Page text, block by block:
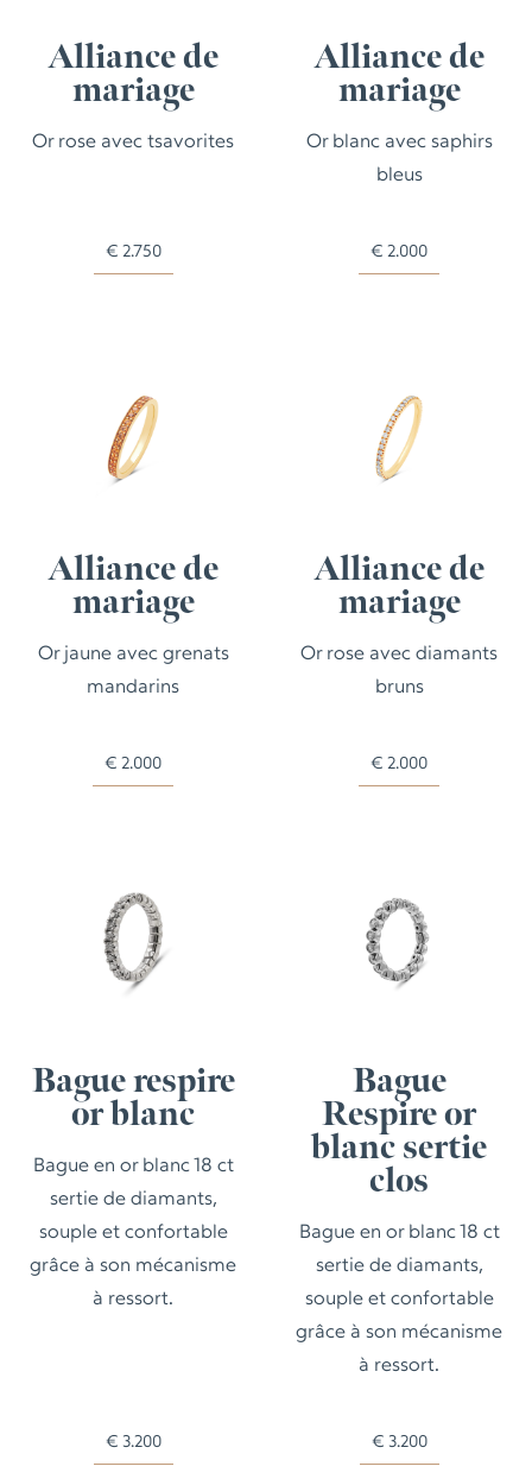
Alliance de
mariage
Or rose avec tsavorites
€ 2.750
Alliance de
mariage
Or blanc avec saphirs
bleus
€ 2.000
Alliance de
mariage
Or jaune avec grenats
mandarins
€ 2.000
Alliance de
mariage
Or rose avec diamants
bruns
€ 2.000
Bague respire
or blanc
Bague en or blanc 18 ct
sertie de diamants,
souple et confortable
grâce à son mécanisme
à ressort.
€ 3.200
Bague
Respire or
blanc sertie
clos
Bague en or blanc 18 ct
sertie de diamants,
souple et confortable
grâce à son mécanisme
à ressort.
€ 3.200